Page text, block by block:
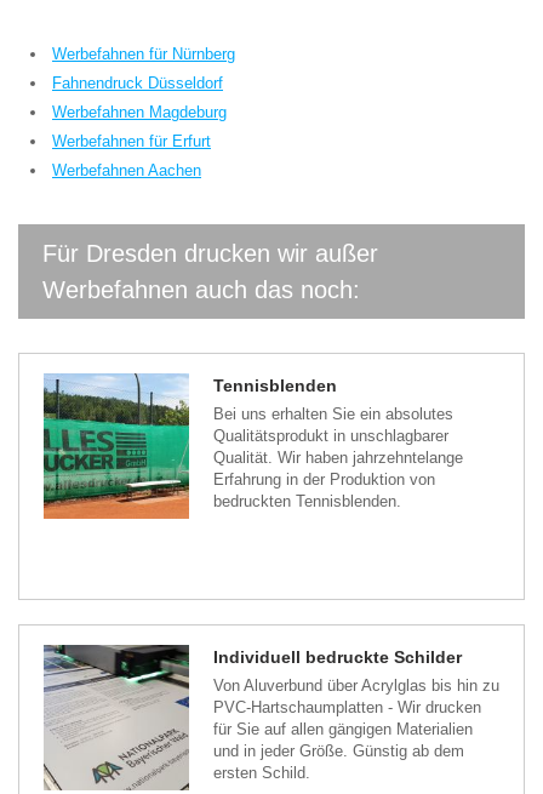
Werbefahnen für Nürnberg
Fahnendruck Düsseldorf
Werbefahnen Magdeburg
Werbefahnen für Erfurt
Werbefahnen Aachen
Für Dresden drucken wir außer
Werbefahnen auch das noch:
Tennisblenden
Bei uns erhalten Sie ein absolutes
Qualitätsprodukt in unschlagbarer
Qualität. Wir haben jahrzehntelange
Erfahrung in der Produktion von
bedruckten Tennisblenden.
Individuell bedruckte Schilder
Von Aluverbund über Acrylglas bis hin zu
PVC-Hartschaumplatten - Wir drucken
für Sie auf allen gängigen Materialien
und in jeder Größe. Günstig ab dem
ersten Schild.